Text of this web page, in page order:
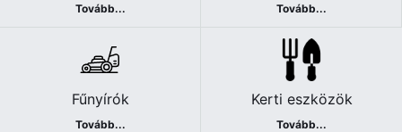
Tovább... Tovább...
Fűnyírók
Tovább...
Kerti eszközök
Tovább...